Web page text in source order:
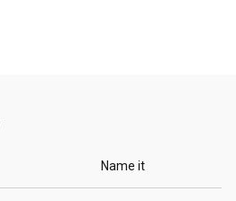
Name it